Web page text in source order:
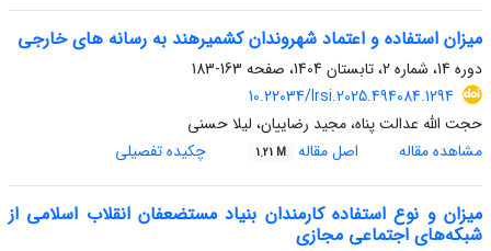
میزان استفاده و اعتماد شهروندان کشمیرهند به رسانه های خارجی
دوره 14، شماره 2، تابستان 1404، صفحه
163-183
10.22034/lrsi.2025.494084.1294
حجت الله عدالت پناه، مجید رضاییان، لیلا حسنی
مشاهده مقاله
اصل مقاله 1.21 M چکیده تفصیلی
میزان و نوع استفاده کارمندان بنیاد مستضعفان انقلاب اسلامی از
شبکه‌های اجتماعی مجازی